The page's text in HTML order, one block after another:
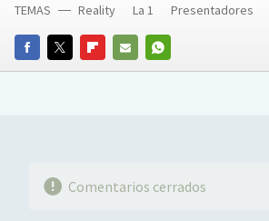
FACEBOOKTWITTERFLIPBOARD
E-
WHATSAPP
TEMAS Reality La 1 Presentadores
Comentarios cerrados